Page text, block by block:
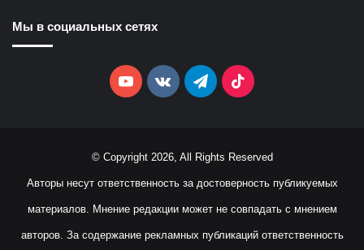
Мы в социальных сетях
YouTubevk.comTelegramTikTok
© Copyright 2026, All Rights Reserved
Авторы несут ответственность за достоверность публикуемых
материалов. Мнение редакции может не совпадать с мнением
авторов. За содержание рекламных публикаций ответственность